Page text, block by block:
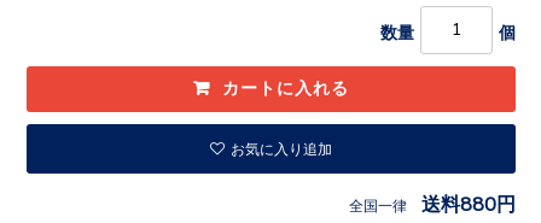
数量 個
お気に入り追加
全国一律 送料880円